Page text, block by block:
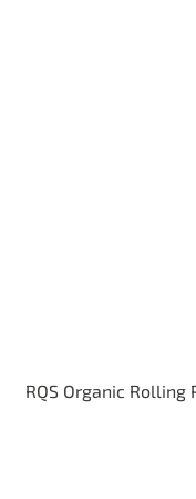
RQS Organic Rolling